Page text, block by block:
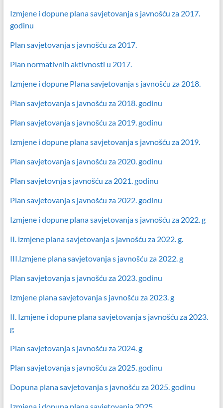
Izmjene i dopune plana savjetovanja s javnošću za 2017.
godinu
Plan savjetovanja s javnošću za 2017.
Plan normativnih aktivnosti u 2017.
Izmjene i dopune Plana savjetovanja s javnošću za 2018.
Plan savjetovanja s javnošću za 2018. godinu
Plan savjetovanja s javnošću za 2019. godinu
Izmjene i dopune plana savjetovanja s javnošću za 2019.
Plan savjetovanja s javnošću za 2020. godinu
Plan savjetovnja s javnošću za 2021. godinu
Plan savjetovanja s javnošću za 2022. godinu
Izmjene i dopune plana savjetovanja s javnošću za 2022. g
II. izmjene plana savjetovanja s javnošću za 2022. g.
III.Izmjene plana savjetovanja s javnošću za 2022. g
Plan savjetovanja s javnošću za 2023. godinu
Izmjene plana savjetovanja s javnošću za 2023. g
II. Izmjene i dopune plana savjetovanja s javnošću za 2023.
g
Plan savjetovanja s javnošću za 2024. g
Plan savjetovanja s javnošću za 2025. godinu
Dopuna plana savjetovanja s javnošću za 2025. godinu